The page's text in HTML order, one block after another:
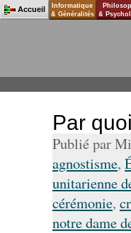
Par
Publié par
agnostisme,
unitarienne
cérémonie,
notre dame
Accueil
Informatique
& Généralités
&